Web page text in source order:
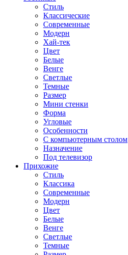
Стиль
Классические
Современные
Модерн
Хай-тек
Цвет
Белые
Венге
Светлые
Темные
Размер
Мини стенки
Форма
Угловые
Особенности
С компьютерным столом
Назначение
Под телевизор
Прихожие
Стиль
Классика
Современные
Модерн
Цвет
Белые
Венге
Светлые
Темные